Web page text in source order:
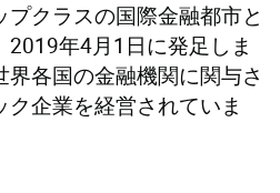
クラスの国際金融都市と
年4月1日に発足しま
界各国の金融機関に関与さ
企業を経営されていま